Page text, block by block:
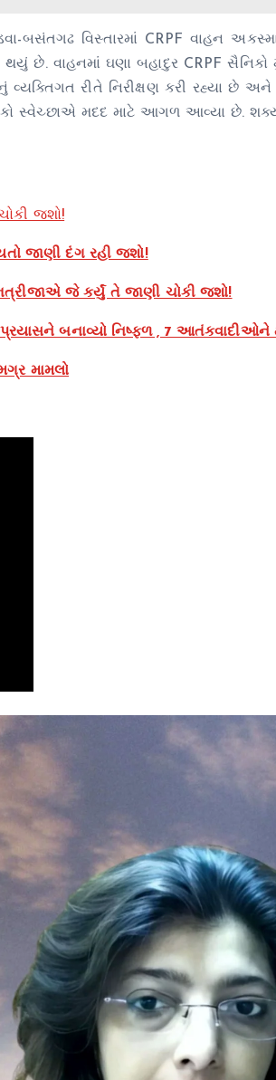
બસંતગઢ વિસ્તારમાં CRPF વાહન
છે. વાહનમાં ઘણા બહાદુર CRPF સૈનિકો
રીતે નિરીક્ષણ કરી રહ્યા છે
સ્વેચ્છાએ મદદ માટે આગળ આવ્યા છે.
જશો!
જાણી દંગ રહી જશો!
જે કર્યું તે જાણી ચોકી જશો!
બનાવ્યો નિષ્ફળ , 7 આતંકવાદીઓને
મામલો